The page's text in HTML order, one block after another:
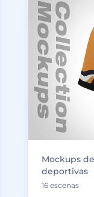
Mockups
deportivas
16 escenas